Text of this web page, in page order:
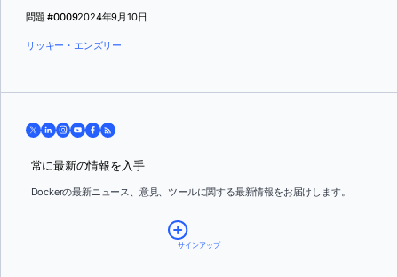
問題 #00092024年9月10日
リッキー・エンズリー
常に最新の情報を入手
Dockerの最新ニュース、意見、ツールに関する最新情報をお届けします。
サインアップ